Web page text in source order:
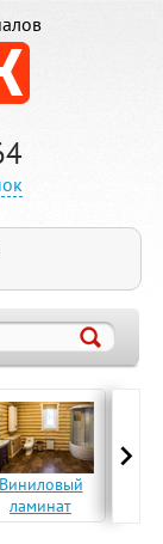
Виниловый
ламинат